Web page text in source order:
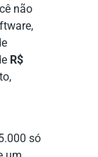
não
R$
só